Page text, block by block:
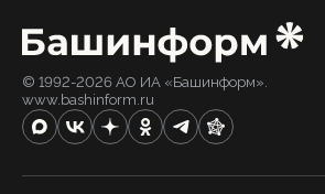
© 1992-2026 АО ИА «Башинформ».
www.bashinform.ru